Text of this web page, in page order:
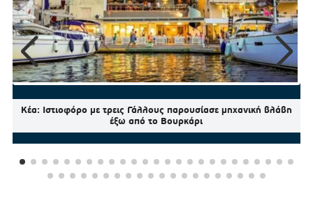
Κέα: Ιστιοφόρο με τρεις Γάλλους παρουσίασε μηχανική βλάβη
έξω από το Βουρκάρι